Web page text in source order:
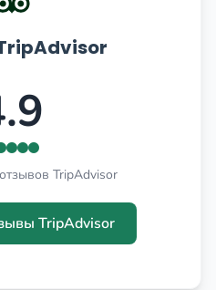
TripAdvisor
TripAdvisor